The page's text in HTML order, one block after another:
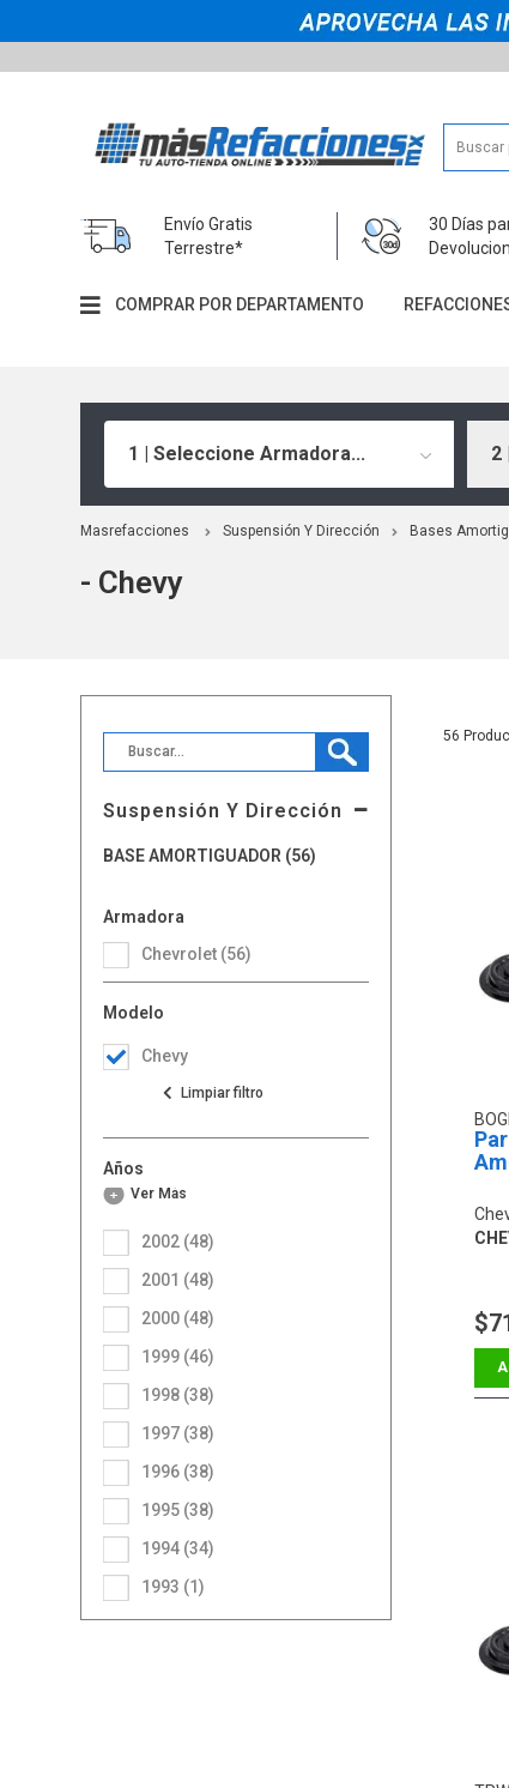
Envío Gratis
Terrestre*
30 Días
COMPRAR POR DEPARTAMENTO
1 | Seleccione Armadora... 2
Masrefacciones Suspensión Y Dirección Bases
- Chevy
Suspensión Y Dirección
BASE AMORTIGUADOR (56)
Armadora
Chevrolet (56)
Modelo
Chevy
Años
1993 (1)
1994 (34)
1995 (38)
1996 (38)
1997 (38)
1998 (38)
1999 (46)
2000 (48)
2001 (48)
2002 (48)
Ver Más
56